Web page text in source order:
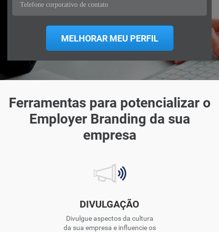
Ferramentas para potencializar o
Employer Branding da sua
empresa
DIVULGAÇÃO
Divulgue aspectos da cultura
da sua empresa e influencie os